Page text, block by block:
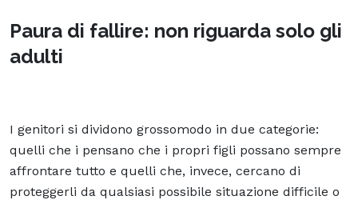
Paura di fallire: non riguarda solo gli
adulti
I genitori si dividono grossomodo in due categorie:
quelli che i pensano che i propri figli possano sempre
affrontare tutto e quelli che, invece, cercano di
proteggerli da qualsiasi possibile situazione difficile o